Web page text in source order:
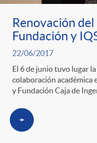
Renovación
Fundación y
22/06/2017
El 6 de junio tuvo lugar
colaboración académica
y Fundación Caja de
+